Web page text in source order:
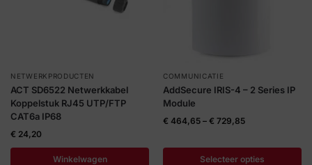
NETWERKPRODUCTEN
ACT SD6522 Netwerkkabel
Koppelstuk RJ45 UTP/FTP
CAT6a IP68
€ 24,20
Winkelwagen
COMMUNICATIE
AddSecure IRIS-4 – 2 Series IP
Module
€ 464,65 – € 729,85
Selecteer opties